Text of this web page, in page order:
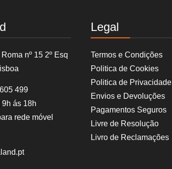
nº 15 2º Esq
499
9h ás 18h
rede móvel
Legal
Termos e Condições
Politica de Cookies
Politica de Privacidade
Envios e Devoluções
Pagamentos Seguros
Livre de Resolução
Livro de Reclamações